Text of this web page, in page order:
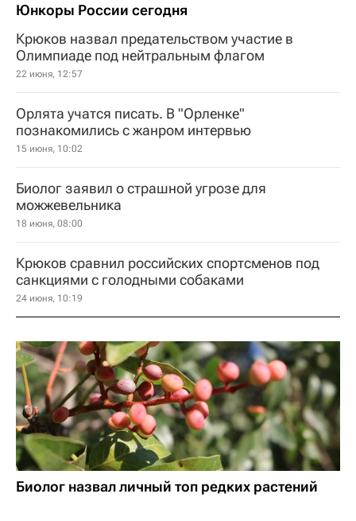
Юнкоры России сегодня
Крюков назвал предательством участие в
Олимпиаде под нейтральным флагом
22 июня, 12:57
Орлята учатся писать. В "Орленке"
познакомились с жанром интервью
15 июня, 10:02
Биолог заявил о страшной угрозе для
можжевельника
18 июня, 08:00
Крюков сравнил российских спортсменов под
санкциями с голодными собаками
24 июня, 10:19
Биолог назвал личный топ редких растений